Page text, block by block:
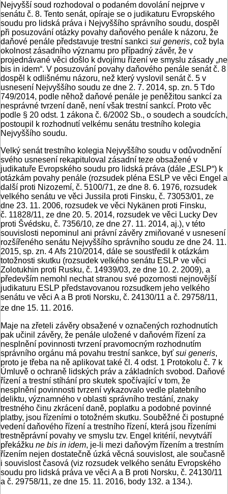
Nejvyšší soud rozhodoval o podaném dovolání nejprve v
senátu č. 8. Tento senát, opíraje se o judikaturu Evropského
soudu pro lidská práva i Nejvyššího správního soudu, dospěl
při posuzování otázky povahy daňového penále k názoru, že
daňové penále představuje trestní sankci sui generis, což byla
okolnost zásadního významu pro případný závěr, že v
projednávané věci došlo k dvojímu řízení ve smyslu zásady „ne
bis in idem“. V posuzování povahy daňového penále senát č. 8
dospěl k odlišnému názoru, než který vyslovil senát č. 5 v
usnesení Nejvyššího soudu ze dne 2. 7. 2014, sp. zn. 5 Tdo
749/2014, podle něhož daňové penále je peněžitou sankcí za
nesprávné tvrzení daně, není však trestní sankcí. Proto věc
podle § 20 odst. 1 zákona č. 6/2002 Sb., o soudech a soudcích,
postoupil k rozhodnutí velkému senátu trestního kolegia
Nejvyššího soudu.
Velký senát trestního kolegia Nejvyššího soudu v odůvodnění
svého usnesení rekapituloval zásadní teze obsažené v
judikatuře Evropského soudu pro lidská práva (dále „ESLP“) k
otázkám povahy penále (rozsudek pléna ESLP ve věci Engel a
další proti Nizozemí, č. 5100/71, ze dne 8. 6. 1976, rozsudek
velkého senátu ve věci Jussila proti Finsku, č. 73053/01, ze
dne 23. 11. 2006, rozsudek ve věci Nykänen proti Finsku,
č. 11828/11, ze dne 20. 5. 2014, rozsudek ve věci Lucky Dev
proti Švédsku, č. 7356/10, ze dne 27. 11. 2014, aj.), v této
souvislosti nepominul ani právní závěry zmiňované v usnesení
rozšířeného senátu Nejvyššího správního soudu ze dne 24. 11.
2015, sp. zn. 4 Afs 210/2014, dále se soustředil k otázkám
totožnosti skutku (rozsudek velkého senátu ESLP ve věci
Zolotukhin proti Rusku, č. 14939/03, ze dne 10. 2. 2009), a
především nemohl nechat stranou své pozornosti nejnovější
judikaturu ESLP představovanou rozsudkem jeho velkého
senátu ve věci A a B proti Norsku, č. 24130/11 a č. 29758/11,
ze dne 15. 11. 2016.
Maje na zřeteli závěry obsažené v označených rozhodnutích
pak učinil závěry, že penále uložené v daňovém řízení za
nesplnění povinnosti tvrzení pravomocným rozhodnutím
správního orgánu má povahu trestní sankce, byť sui generis,
proto je třeba na ně aplikovat také čl. 4 odst. 1 Protokolu č. 7 k
Úmluvě o ochraně lidských práv a základních svobod. Daňové
řízení a trestní stíhání pro skutek spočívající v tom, že
nesplnění povinnosti tvrzení vykazovalo vedle platebního
deliktu, významného v oblasti správního trestání, znaky
trestného činu zkrácení daně, poplatku a podobné povinné
platby, jsou řízeními o totožném skutku. Souběžné či postupné
vedení daňového řízení a trestního řízení, která jsou řízeními
trestněprávní povahy ve smyslu tzv. Engel kritérií, nevytváří
překážku ne bis in idem, je-li mezi daňovým řízením a trestním
řízením nejen dostatečně úzká věcná souvislost, ale současně
i souvislost časová (viz rozsudek velkého senátu Evropského
soudu pro lidská práva ve věci A a B proti Norsku, č. 24130/11
a č. 29758/11, ze dne 15. 11. 2016, body 132. a 134.).